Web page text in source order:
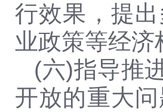
行效果，提
业政策等经
(六)指导推
开放的重大